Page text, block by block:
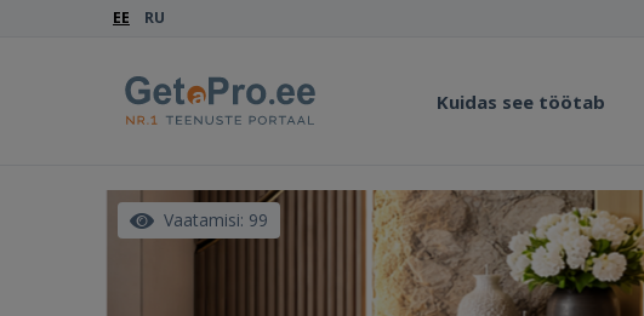
EE RU
Kuidas see töötab
Vaatamisi: 99